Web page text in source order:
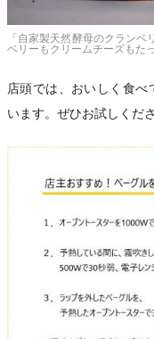
「自家製天然酵母のクラン
ベリーもクリームチーズもた
店頭では、おいしく食
います。ぜひお試しくださ